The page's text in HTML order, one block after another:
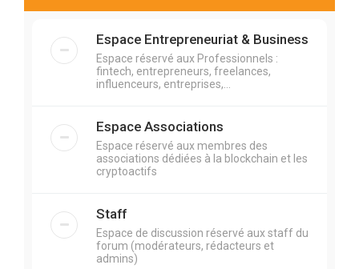
Espace Entrepreneuriat & Business
Espace réservé aux Professionnels :
fintech, entrepreneurs, freelances,
influenceurs, entreprises,...
Espace Associations
Espace réservé aux membres des
associations dédiées à la blockchain et les
cryptoactifs
Staff
Espace de discussion réservé aux staff du
forum (modérateurs, rédacteurs et
admins)